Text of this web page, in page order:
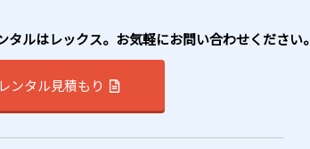
タルはレックス。お気軽にお問い合わせください。
ンタル見積もり